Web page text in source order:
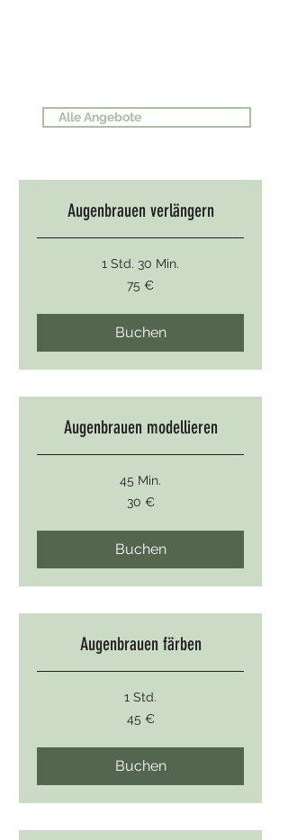
Alle Angebote
Augenbrauen verlängern
1 Std. 30 Min.
75 €
Buchen
Augenbrauen modellieren
45 Min.
30 €
Buchen
Augenbrauen färben
1 Std.
45 €
Buchen